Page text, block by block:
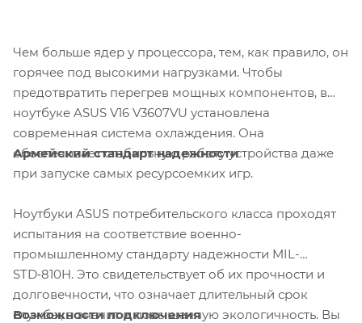
Чем больше ядер у процессора, тем, как правило, он
горячее под высокими нагрузками. Чтобы
предотвратить перегрев мощных компонентов, в
ноутбуке ASUS V16 V3607VU установлена
современная система охлаждения. Она
обеспечивает стабильную работу устройства даже
при запуске самых ресурсоемких игр.
Армейский стандарт надежности
Ноутбуки ASUS потребительского класса проходят
испытания на соответствие военно-
промышленному стандарту надежности MIL-
STD‑810H. Это свидетельствует об их прочности и
долговечности, что означает длительный срок
службы, а значит и повышенную экологичность. Вы
Возможности подключения